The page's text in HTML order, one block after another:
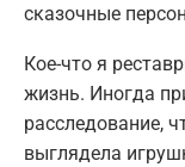
сказочные
Кое-что я
жизнь. Иногда
расследование,
выглядела